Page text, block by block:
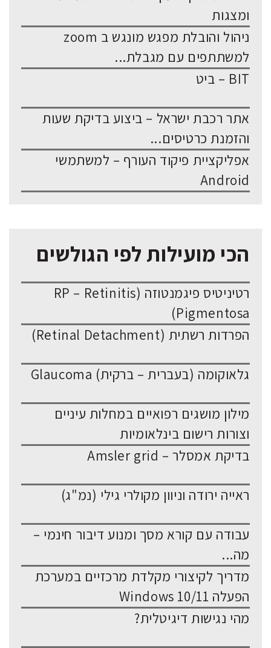
ומצגות
ניהול והובלת מפגש מונגש ב zoom
למשתתפים עם מגבלת...
BIT – ביט
אתר רכבת ישראל – ביצוע בדיקת שעות
והזמנת כרטיסים...
אפליקציית פיקוד העורף – למשתמשי
Android
הכי מועילות לפי הגולשים
רטיניטיס פיגמנטוזה (RP – Retinitis
Pigmentosa)
הפרדות רשתית (Retinal Detachment)
גלאוקומה (בעברית – ברקית) Glaucoma
מילון מושגים רפואיים במחלות עיניים
וצורות רישום בינלאומיות
בדיקת אמסלר – Amsler grid
ראייה ירודה וניוון מקולרי גילי (נמ"ג)
עבודה עם קורא מסך ומנוע דיבור חינמי –
מה...
מדריך לקיצורי מקלדת מרכזיים במערכת
הפעלה Windows 10/11
מהי נגישות דיגיטלית?